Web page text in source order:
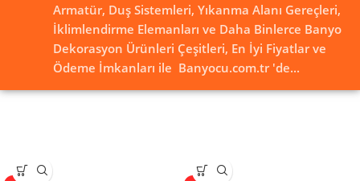
Armatür, Duş Sistemleri, Yıkanma Alanı Gereçleri,
İklimlendirme Elemanları ve Daha Binlerce Banyo
Dekorasyon Ürünleri Çeşitleri, En İyi Fiyatlar ve
Ödeme İmkanları ile Banyocu.com.tr 'de...